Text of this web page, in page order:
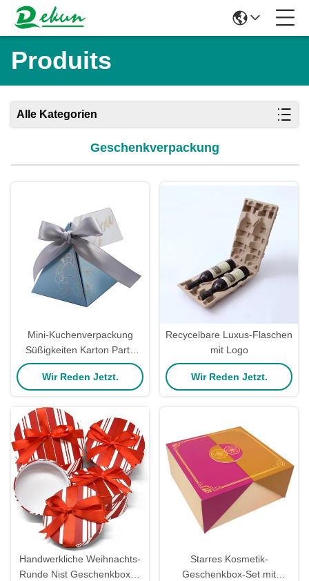
Produits
Alle Kategorien
Geschenkverpackung
Mini-Kuchenverpackung
Süßigkeiten Karton Party
Favorit Boxen Hochzeit
Rückgabe Geschenkboxen
Wir Reden Jetzt.
Recycelbare Luxus-Flaschen
mit Logo
Wir Reden Jetzt.
Handwerkliche Weihnachts-
Runde Nist Geschenkboxen
Starres Kosmetik-
Geschenkbox-Set mit